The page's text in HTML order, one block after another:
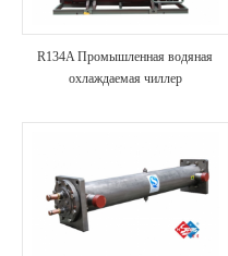
R134A Промышленная водяная
охлаждаемая чиллер